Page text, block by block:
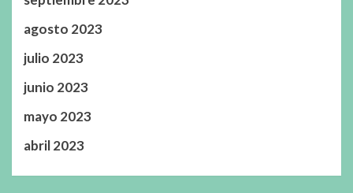
agosto 2023
julio 2023
junio 2023
mayo 2023
abril 2023